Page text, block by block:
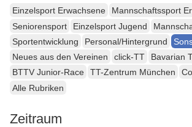
Einzelsport Erwachsene
Mannschaftssport
Seniorensport
Einzelsport Jugend
Sportentwicklung
Personal/Hintergrund
Neues aus den Vereinen
click-TT
Bavarian
BTTV Junior-Race
TT-Zentrum München
Alle Rubriken
Zeitraum